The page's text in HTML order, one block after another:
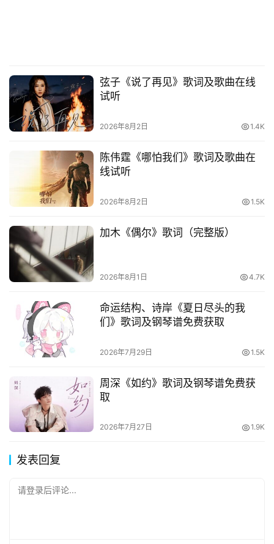
弦子《说了再见》歌词及歌曲在线
试听
2026年8月2日 1.4K
陈伟霆《哪怕我们》歌词及歌曲在
线试听
2026年8月2日 1.5K
加木《偶尔》歌词（完整版）
2026年8月1日 4.7K
命运结构、诗岸《夏日尽头的我
们》歌词及钢琴谱免费获取
2026年7月29日 1.5K
周深《如约》歌词及钢琴谱免费获
取
2026年7月27日 1.9K
发表回复
请登录后评论...